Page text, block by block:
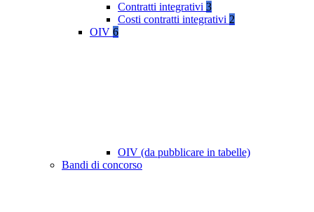
Contratti integrativi 3
Costi contratti integrativi 2
OIV 6
OIV (da pubblicare in tabelle)
Bandi di concorso